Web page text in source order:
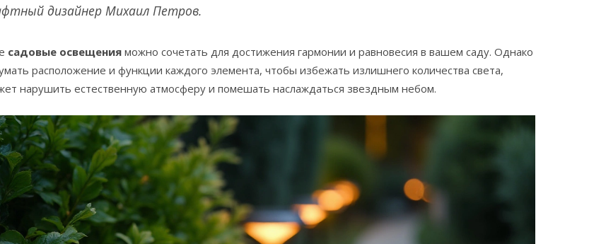
дизайнер Михаил Петров.
садовые освещения можно сочетать для достижения гармонии и равновесия в вашем саду. Однако
расположение и функции каждого элемента, чтобы избежать излишнего количества света,
нарушить естественную атмосферу и помешать наслаждаться звездным небом.